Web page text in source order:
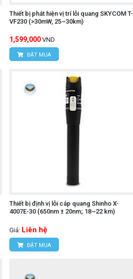
Thiết bị phát hiện vị trí lỗi quang SKYCOM T-
VF230 (>30mW, 25~30km)
1,599,000 VND
ĐẶT MUA
Thiết bị định vị lỗi cáp quang Shinho X-
4007E-30 (650nm ± 20nm; 18~22 km)
Giá: Liên hệ
ĐẶT MUA